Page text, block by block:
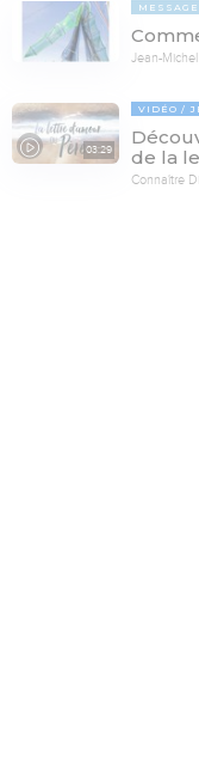
Jean-
03:29
VIDÉO
de la
Connaître